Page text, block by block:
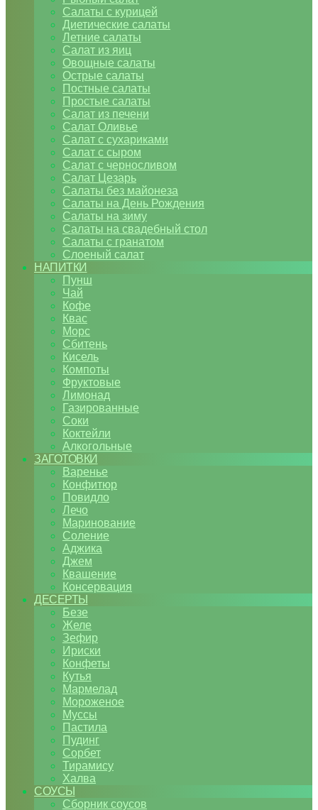
Салаты с курицей
Диетические салаты
Летние салаты
Салат из яиц
Овощные салаты
Острые салаты
Постные салаты
Простые салаты
Салат из печени
Салат Оливье
Салат с сухариками
Салат с сыром
Салат с черносливом
Салат Цезарь
Салаты без майонеза
Салаты на День Рождения
Салаты на зиму
Салаты на свадебный стол
Салаты с гранатом
Слоеный салат
НАПИТКИ
Пунш
Чай
Кофе
Квас
Морс
Сбитень
Кисель
Компоты
Фруктовые
Лимонад
Газированные
Соки
Коктейли
Алкогольные
ЗАГОТОВКИ
Варенье
Конфитюр
Повидло
Лечо
Маринование
Соление
Аджика
Джем
Квашение
Консервация
ДЕСЕРТЫ
Безе
Желе
Зефир
Ириски
Конфеты
Кутья
Мармелад
Мороженое
Муссы
Пастила
Пудинг
Сорбет
Тирамису
Халва
СОУСЫ
Сборник соусов